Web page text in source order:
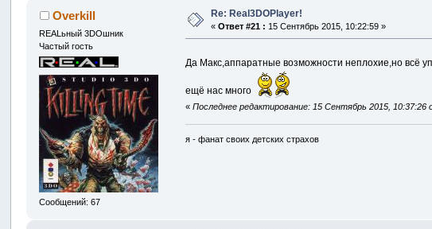
Overkill
REALьный 3DOшник
Частый гость
Сообщений: 67
Re: Real3DOPlayer!
«Ответ #21 : 15 Сентябрь 2015, 10:22:59 »
Да Макс,аппаратные возможности неплохие,но всё
ещё нас много
«Последнее редактирование: 15 Сентябрь 2015, 10:37:26
я - фанат своих детских страхов